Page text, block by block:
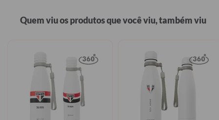
Quem viu os produtos que você viu, também viu